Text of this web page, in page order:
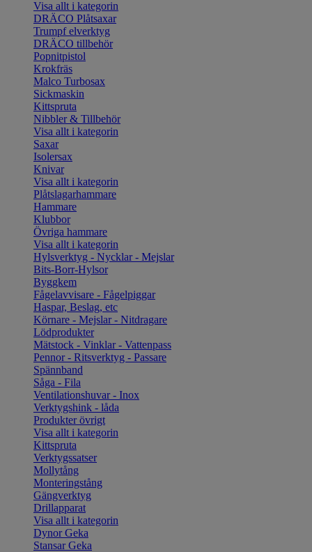
Visa allt i kategorin
DRÄCO Plåtsaxar
Trumpf elverktyg
DRÄCO tillbehör
Popnitpistol
Krokfräs
Malco Turbosax
Sickmaskin
Kittspruta
Nibbler & Tillbehör
Visa allt i kategorin
Saxar
Isolersax
Knivar
Visa allt i kategorin
Plåtslagarhammare
Hammare
Klubbor
Övriga hammare
Visa allt i kategorin
Hylsverktyg - Nycklar - Mejslar
Bits-Borr-Hylsor
Byggkem
Fågelavvisare - Fågelpiggar
Haspar, Beslag, etc
Körnare - Mejslar - Nitdragare
Lödprodukter
Mätstock - Vinklar - Vattenpass
Pennor - Ritsverktyg - Passare
Spännband
Såga - Fila
Ventilationshuvar - Inox
Verktygshink - låda
Produkter övrigt
Visa allt i kategorin
Kittspruta
Verktygssatser
Mollytång
Monteringstång
Gängverktyg
Drillapparat
Visa allt i kategorin
Dynor Geka
Stansar Geka